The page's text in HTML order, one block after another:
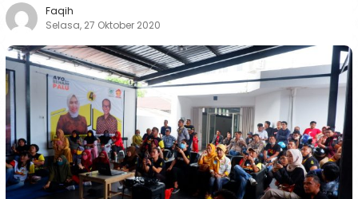
Faqih
Selasa, 27 Oktober 2020